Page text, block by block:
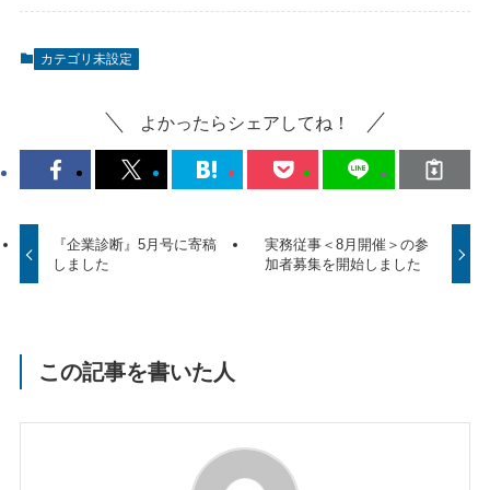
カテゴリ未設定
よかったらシェアしてね！
『企業診断』5月号に寄稿
しました
実務従事＜8月開催＞の参
加者募集を開始しました
この記事を書いた人